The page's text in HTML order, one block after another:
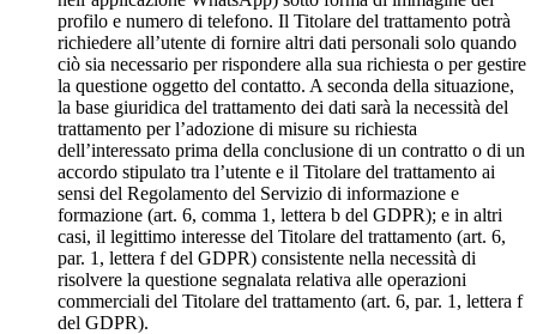
profilo e numero di telefono. Il Titolare del trattamento potrà
richiedere all’utente di fornire altri dati personali solo quando
ciò sia necessario per rispondere alla sua richiesta o per gestire
la questione oggetto del contatto. A seconda della situazione,
la base giuridica del trattamento dei dati sarà la necessità del
trattamento per l’adozione di misure su richiesta
dell’interessato prima della conclusione di un contratto o di un
accordo stipulato tra l’utente e il Titolare del trattamento ai
sensi del Regolamento del Servizio di informazione e
formazione (art. 6, comma 1, lettera b del GDPR); e in altri
casi, il legittimo interesse del Titolare del trattamento (art. 6,
par. 1, lettera f del GDPR) consistente nella necessità di
risolvere la questione segnalata relativa alle operazioni
commerciali del Titolare del trattamento (art. 6, par. 1, lettera f
del GDPR).